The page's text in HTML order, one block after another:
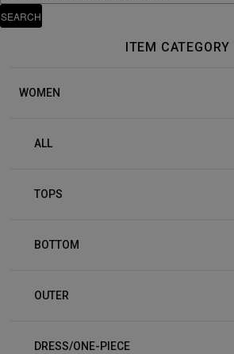
ITEM CATEGORY
WOMEN
ALL
TOPS
BOTTOM
OUTER
DRESS/ONE-PIECE